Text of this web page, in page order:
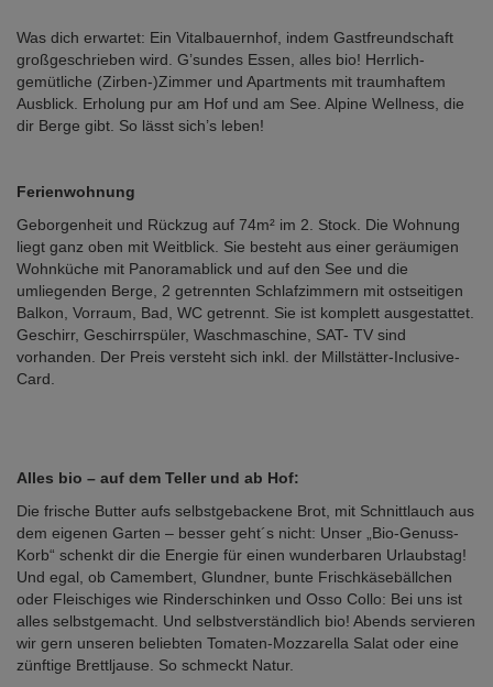
Was dich erwartet: Ein Vitalbauernhof, indem Gastfreundschaft
großgeschrieben wird. G’sundes Essen, alles bio! Herrlich-
gemütliche (Zirben-)Zimmer und Apartments mit traumhaftem
Ausblick. Erholung pur am Hof und am See. Alpine Wellness, die
dir Berge gibt. So lässt sich’s leben!
Ferienwohnung
Geborgenheit und Rückzug auf 74m² im 2. Stock. Die Wohnung
liegt ganz oben mit Weitblick. Sie besteht aus einer geräumigen
Wohnküche mit Panoramablick und auf den See und die
umliegenden Berge, 2 getrennten Schlafzimmern mit ostseitigen
Balkon, Vorraum, Bad, WC getrennt. Sie ist komplett ausgestattet.
Geschirr, Geschirrspüler, Waschmaschine, SAT- TV sind
vorhanden. Der Preis versteht sich inkl. der Millstätter-Inclusive-
Card.
Alles bio – auf dem Teller und ab Hof:
Die frische Butter aufs selbstgebackene Brot, mit Schnittlauch aus
dem eigenen Garten – besser geht´s nicht: Unser „Bio-Genuss-
Korb“ schenkt dir die Energie für einen wunderbaren Urlaubstag!
Und egal, ob Camembert, Glundner, bunte Frischkäsebällchen
oder Fleischiges wie Rinderschinken und Osso Collo: Bei uns ist
alles selbstgemacht. Und selbstverständlich bio! Abends servieren
wir gern unseren beliebten Tomaten-Mozzarella Salat oder eine
zünftige Brettljause. So schmeckt Natur.